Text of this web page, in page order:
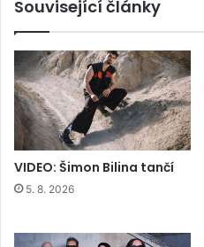
Související články
VIDEO: Šimon Bilina tančí
5. 8. 2026